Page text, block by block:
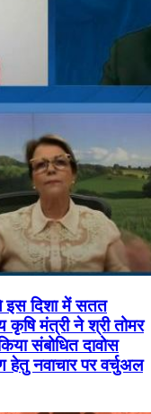
इस दिशा में सतत
कृषि मंत्री ने श्री तोमर
संबोधित दावोस
हेतु नवाचार पर वर्चुअल